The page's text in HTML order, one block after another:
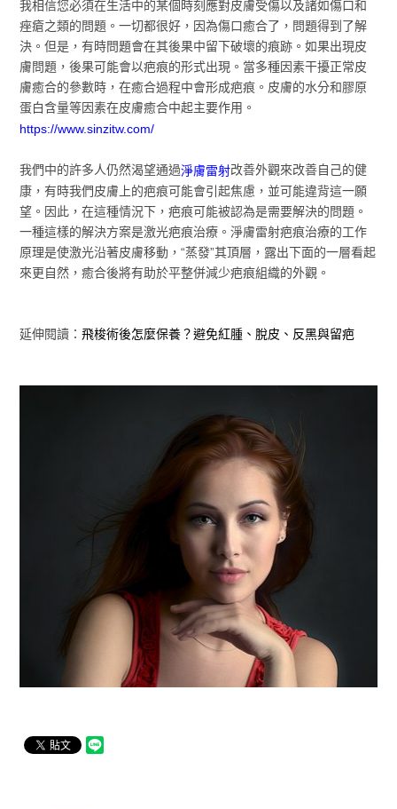
我相信您必須在生活中的某個時刻應對皮膚受傷以及諸如傷口和
痤瘡之類的問題。一切都很好，因為傷口癒合了，問題得到了解
決。但是，有時問題會在其後果中留下破壞的痕跡。如果出現皮
膚問題，後果可能會以疤痕的形式出現。當多種因素干擾正常皮
膚癒合的參數時，在癒合過程中會形成疤痕。皮膚的水分和膠原
蛋白含量等因素在皮膚癒合中起主要作用。
https://www.sinzitw.com/
我們中的許多人仍然渴望通過淨膚雷射改善外觀來改善自己的健
康，有時我們皮膚上的疤痕可能會引起焦慮，並可能違背這一願
望。因此，在這種情況下，疤痕可能被認為是需要解決的問題。
一種這樣的解決方案是激光疤痕治療。淨膚雷射疤痕治療的工作
原理是使激光沿著皮膚移動，“蒸發”其頂層，露出下面的一層看起
來更自然，癒合後將有助於平整併減少疤痕組織的外觀。
延伸閱讀：飛梭術後怎麼保養？避免紅腫、脫皮、反黑與留疤